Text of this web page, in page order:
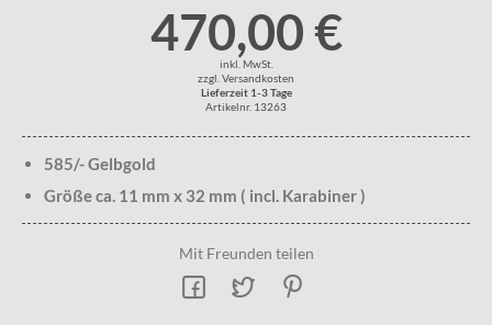
470,00 €
inkl. MwSt.
zzgl. Versandkosten
Lieferzeit 1-3 Tage
Artikelnr. 13263
585/- Gelbgold
Größe ca. 11 mm x 32 mm ( incl. Karabiner )
Mit Freunden teilen